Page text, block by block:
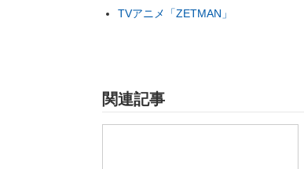
TVアニメ「ZETMAN」
関連記事